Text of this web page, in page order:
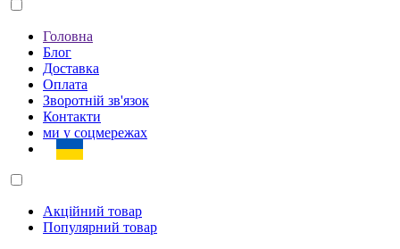
Головна
Блог
Доставка
Оплата
Зворотній зв'язок
Контакти
ми у соцмережах
Акційний товар
Популярний товар